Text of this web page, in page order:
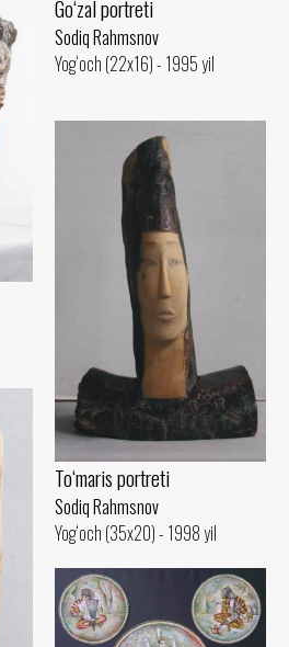
Go‘zal portreti
Sodiq Rahmsnov
Yog‘och (22x16) - 1995 yil
To‘maris portreti
Sodiq Rahmsnov
Yog‘och (35x20) - 1998 yil